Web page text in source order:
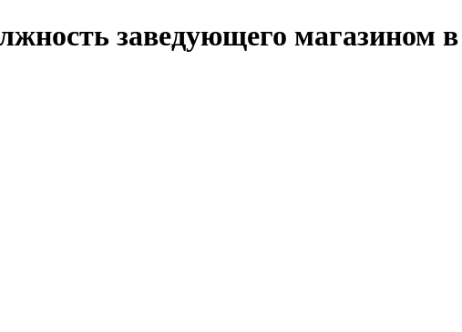
заведующего магазином